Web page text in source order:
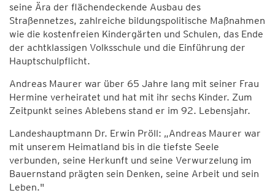
seine Ära der flächendeckende Ausbau des
Straßennetzes, zahlreiche bildungspolitische Maßnahmen
wie die kostenfreien Kindergärten und Schulen, das Ende
der achtklassigen Volksschule und die Einführung der
Hauptschulpflicht.
Andreas Maurer war über 65 Jahre lang mit seiner Frau
Hermine verheiratet und hat mit ihr sechs Kinder. Zum
Zeitpunkt seines Ablebens stand er im 92. Lebensjahr.
Landeshauptmann Dr. Erwin Pröll: „Andreas Maurer war
mit unserem Heimatland bis in die tiefste Seele
verbunden, seine Herkunft und seine Verwurzelung im
Bauernstand prägten sein Denken, seine Arbeit und sein
Leben."